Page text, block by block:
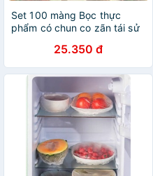
Set 100 màng Bọc thực
phẩm có chun co zãn tái sử
giadungsieure25.350 đ